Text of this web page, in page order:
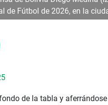
de Fútbol de 2026, en la
de la tabla y